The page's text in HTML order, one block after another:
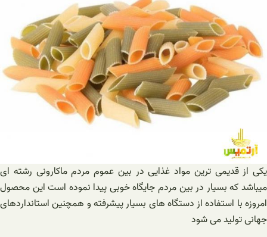
یکی از قدیمی ترین مواد غذایی در بین عموم مردم ماکارونی رشته ای
میباشد که بسیار در بین مردم جایگاه خوبی پیدا نموده است این محصول
امروزه با استفاده از دستگاه های بسیار پیشرفته و همچنین استانداردهای
جهانی تولید می شود